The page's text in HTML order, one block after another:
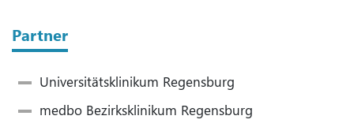
Partner
Universitätsklinikum Regensburg
medbo Bezirksklinikum Regensburg